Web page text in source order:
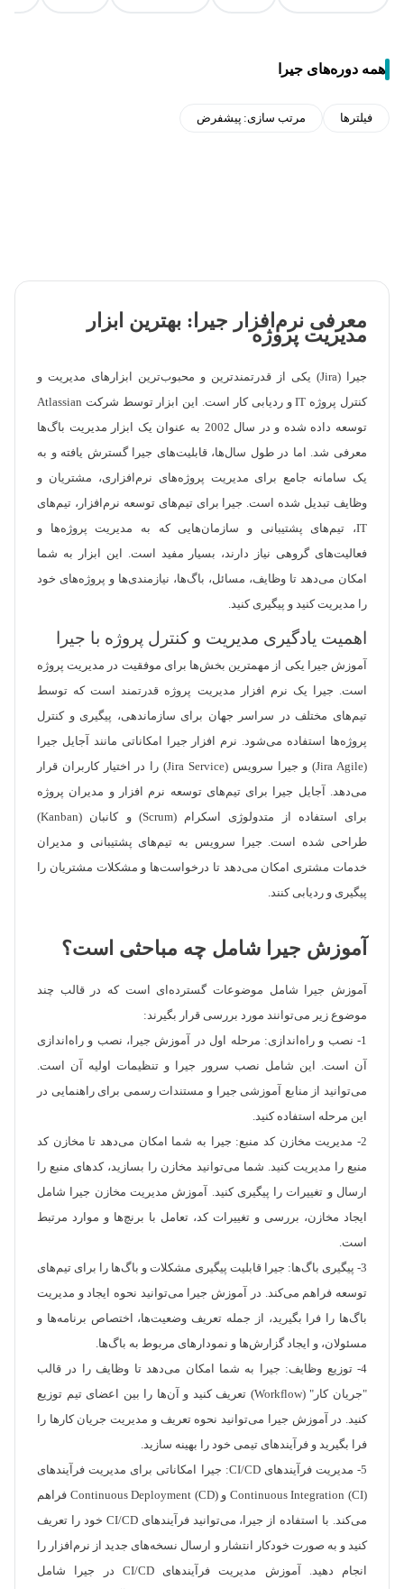
همه دوره‌های جیرا
فیلترها مرتب سازی: پیشفرض
معرفی نرم‌افزار جیرا: بهترین ابزار
مدیریت پروژه
جیرا (Jira) یکی از قدرتمندترین و محبوب‌ترین ابزارهای مدیریت و
کنترل پروژه IT و ردیابی کار است. این ابزار توسط شرکت Atlassian
توسعه داده شده و در سال 2002 به عنوان یک ابزار مدیریت باگ‌ها
معرفی شد. اما در طول سال‌ها، قابلیت‌های جیرا گسترش یافته و به
یک سامانه جامع برای مدیریت پروژه‌های نرم‌افزاری، مشتریان و
وظایف تبدیل شده است. جیرا برای تیم‌های توسعه نرم‌افزار، تیم‌های
IT، تیم‌های پشتیبانی و سازمان‌هایی که به مدیریت پروژه‌ها و
فعالیت‌های گروهی نیاز دارند، بسیار مفید است. این ابزار به شما
امکان می‌دهد تا وظایف، مسائل، باگ‌ها، نیازمندی‌ها و پروژه‌های خود
را مدیریت کنید و پیگیری کنید.
اهمیت یادگیری مدیریت و کنترل پروژه با جیرا
آموزش جیرا یکی از مهمترین بخش‌ها برای موفقیت در مدیریت پروژه
است. جیرا یک نرم افزار مدیریت پروژه قدرتمند است که توسط
تیم‌های مختلف در سراسر جهان برای سازماندهی، پیگیری و کنترل
پروژه‌ها استفاده می‌شود. نرم افزار جیرا امکاناتی مانند آجایل جیرا
(Jira Agile) و جیرا سرویس (Jira Service) را در اختیار کاربران قرار
می‌دهد. آجایل جیرا برای تیم‌های توسعه نرم افزار و مدیران پروژه
برای استفاده از متدولوژی اسکرام (Scrum) و کانبان (Kanban)
طراحی شده است. جیرا سرویس به تیم‌های پشتیبانی و مدیران
خدمات مشتری امکان می‌دهد تا درخواست‌ها و مشکلات مشتریان را
پیگیری و ردیابی کنند.
آموزش جیرا شامل چه مباحثی است؟
آموزش جیرا شامل موضوعات گسترده‌ای است که در قالب چند
موضوع زیر می‌توانند مورد بررسی قرار بگیرند:
1- نصب و راه‌اندازی: مرحله اول در آموزش جیرا، نصب و راه‌اندازی
آن است. این شامل نصب سرور جیرا و تنظیمات اولیه آن است.
می‌توانید از منابع آموزشی جیرا و مستندات رسمی برای راهنمایی در
این مرحله استفاده کنید.
2- مدیریت مخازن کد منبع: جیرا به شما امکان می‌دهد تا مخازن کد
منبع را مدیریت کنید. شما می‌توانید مخازن را بسازید، کدهای منبع را
ارسال و تغییرات را پیگیری کنید. آموزش مدیریت مخازن جیرا شامل
ایجاد مخازن، بررسی و تغییرات کد، تعامل با برنچ‌ها و موارد مرتبط
است.
3- پیگیری باگ‌ها: جیرا قابلیت پیگیری مشکلات و باگ‌ها را برای تیم‌های
توسعه فراهم می‌کند. در آموزش جیرا می‌توانید نحوه ایجاد و مدیریت
باگ‌ها را فرا بگیرید، از جمله تعریف وضعیت‌ها، اختصاص برنامه‌ها و
مسئولان، و ایجاد گزارش‌ها و نمودارهای مربوط به باگ‌ها.
4- توزیع وظایف: جیرا به شما امکان می‌دهد تا وظایف را در قالب
"جریان کار" (Workflow) تعریف کنید و آن‌ها را بین اعضای تیم توزیع
کنید. در آموزش جیرا می‌توانید نحوه تعریف و مدیریت جریان کارها را
فرا بگیرید و فرآیندهای تیمی خود را بهینه سازید.
5- مدیریت فرآیندهای CI/CD: جیرا امکاناتی برای مدیریت فرآیندهای
Continuous Integration (CI) و Continuous Deployment (CD) فراهم
می‌کند. با استفاده از جیرا، می‌توانید فرآیندهای CI/CD خود را تعریف
کنید و به صورت خودکار انتشار و ارسال نسخه‌های جدید از نرم‌افزار را
انجام دهید. آموزش مدیریت فرآیندهای CI/CD در جیرا شامل